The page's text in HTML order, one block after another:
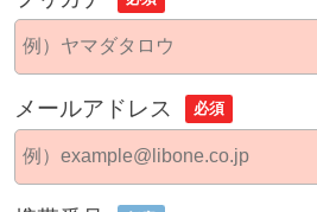
メールアドレス 必須